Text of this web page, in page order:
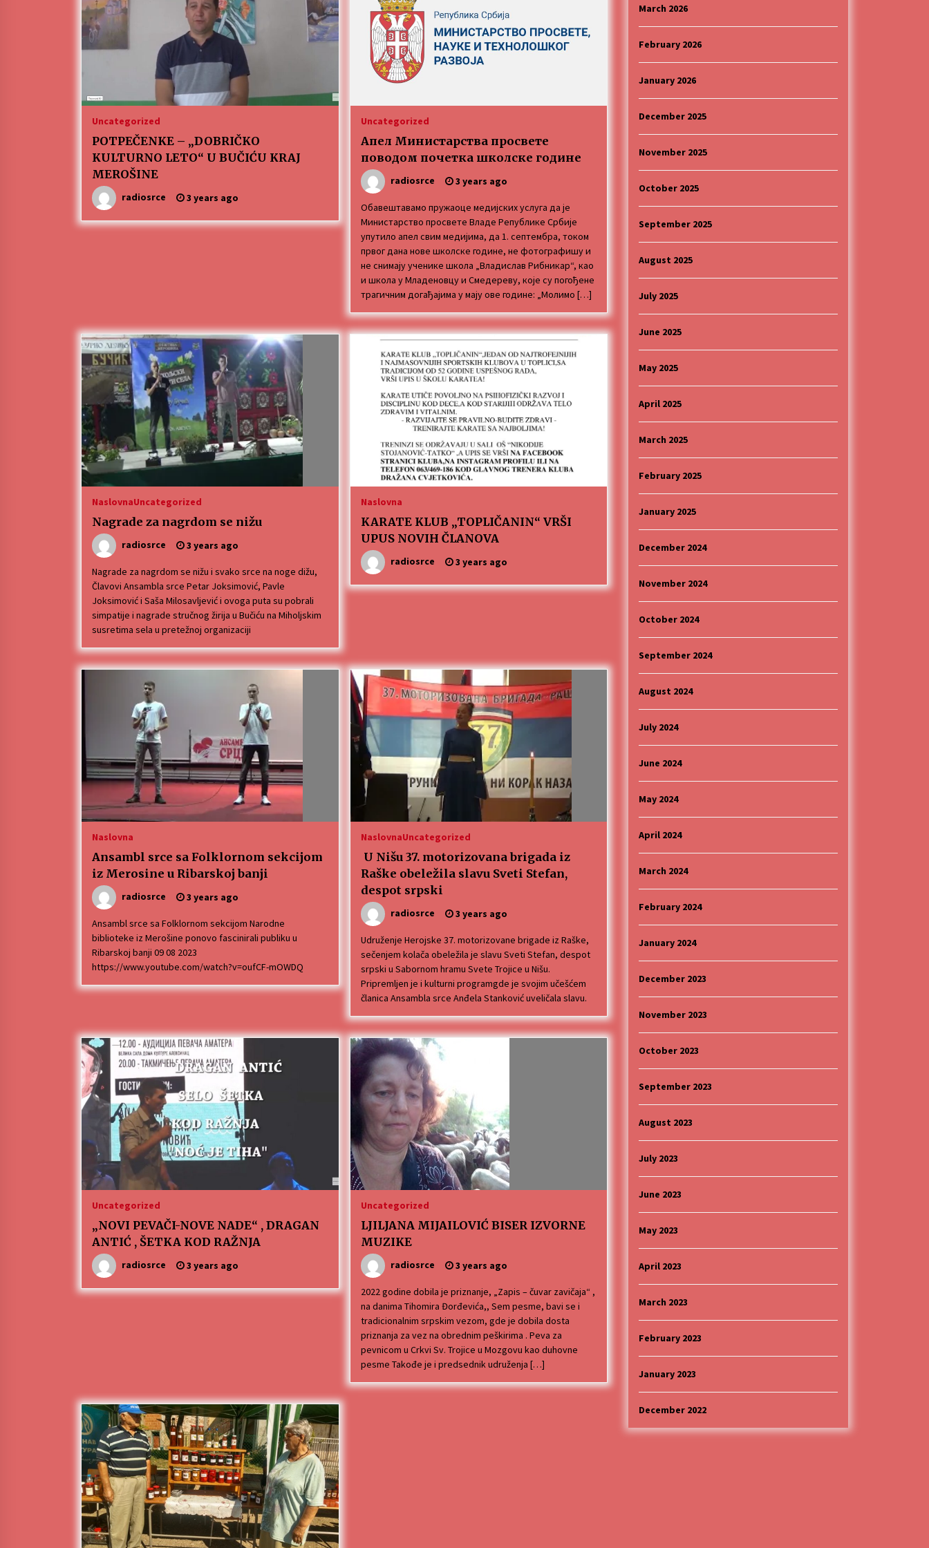
3 months ago
ЛИТУРГИЈА
4 months ago
MEDALJE ZA TOPLIČANIN NA
MEĐUNARODNOJ SCENI!
4 months ago
Karatisti Topličanina osvojili 24
5 months ago
Specijalna projekcija filma
„Sportsko srce“ uz gostovanje
bioskopu. Petak, 13, mart od 19.30
Uncategorized
POTPEČENKE – „DOBRIČKO
KULTURNO LETO“ U BUČIĆU KRAJ
MEROŠINE
radiosrce 3 years ago
Uncategorized
Апел Министарства просвете
поводом почетка школске године
radiosrce 3 years ago
Обавештавамо пружаоце медијских услуга да је
Министарство просвете Владе Републике Србије
упутило апел свим медијима, да 1. септембра, током
првог дана нове школске године, не фотографишу и
не снимају ученике школа „Владислав Рибникар“, као
и школа у Младеновцу и Смедереву, које су погођене
трагичним догађајима у мају ове године: „Молимо […]
NaslovnaUncategorized
Nagrade za nagrdom se nižu
radiosrce 3 years ago
Nagrade za nagrdom se nižu i svako srce na noge dižu,
Člavovi Ansambla srce Petar Joksimović, Pavle
Joksimović i Saša Milosavljević i ovoga puta su pobrali
simpatije i nagrade stručnog žirija u Bučiću na Miholjskim
susretima sela u pretežnoj organizaciji
Naslovna
KARATE KLUB „TOPLIČANIN“ VRŠI
UPUS NOVIH ČLANOVA
radiosrce 3 years ago
Naslovna
Ansambl srce sa Folklornom sekcijom
iz Merosine u Ribarskoj banji
radiosrce 3 years ago
Ansambl srce sa Folklornom sekcijom Narodne
biblioteke iz Merošine ponovo fascinirali publiku u
Ribarskoj banji 09 08 2023
https://www.youtube.com/watch?v=oufCF-mOWDQ
NaslovnaUncategorized
U Nišu 37. motorizovana brigada iz
Raške obeležila slavu Sveti Stefan,
despot srpski
radiosrce 3 years ago
Udruženje Herojske 37. motorizovane brigade iz Raške,
sečenjem kolača obeležila je slavu Sveti Stefan, despot
srpski u Sabornom hramu Svete Trojice u Nišu.
Pripremljen je i kulturni programgde je svojim učešćem
članica Ansambla srce Anđela Stanković uveličala slavu.
Uncategorized
„NOVI PEVAČI-NOVE NADE“ , DRAGAN
ANTIĆ , ŠETKA KOD RAŽNJA
radiosrce 3 years ago
Uncategorized
LJILJANA MIJAILOVIĆ BISER IZVORNE
MUZIKE
radiosrce 3 years ago
2022 godine dobila je priznanje, „Zapis – čuvar zavičaja“ ,
na danima Tihomira Đorđevića,, Sem pesme, bavi se i
tradicionalnim srpskim vezom, gde je dobila dosta
priznanja za vez na obrednim peškirima . Peva za
pevnicom u Crkvi Sv. Trojice u Mozgovu kao duhovne
pesme Takođe je i predsednik udruženja […]
March 2026
February 2026
January 2026
December 2025
November 2025
October 2025
September 2025
August 2025
July 2025
June 2025
May 2025
April 2025
March 2025
February 2025
January 2025
December 2024
November 2024
October 2024
September 2024
August 2024
July 2024
June 2024
May 2024
April 2024
March 2024
February 2024
January 2024
December 2023
November 2023
October 2023
September 2023
August 2023
July 2023
June 2023
May 2023
April 2023
March 2023
February 2023
January 2023
December 2022